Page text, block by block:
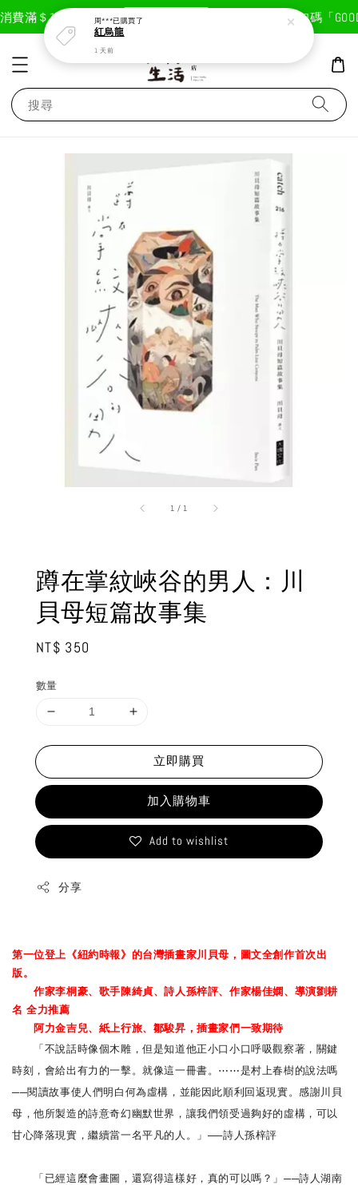
費滿＄1800免運費 現在去購物！ 首次註冊輸入折扣碼「
搜尋
1 / 1
蹲在掌紋峽谷的男人：川
貝母短篇故事集
Regular
NT$ 350
數量
立即購買
加入購物車
Add to wishlist
分享
第一位登上《紐約時報》的台灣插畫家川貝母，圖文全創作首次出
版。
作家李桐豪、歌手陳綺貞、詩人孫梓評、作家楊佳嫻、導演劉耕
名 全力推薦
阿力金吉兒、紙上行旅、鄒駿昇，插畫家們一致期待
「不說話時像個木雕，但是知道他正小口小口呼吸觀察著，關鍵
時刻，會給出有力的一擊。就像這一冊書。⋯⋯是村上春樹的說法嗎
──閱讀故事使人們明白何為虛構，並能因此順利回返現實。感謝川貝
母，他所製造的詩意奇幻幽默世界，讓我們領受過夠好的虛構，可以
甘心降落現實，繼續當一名平凡的人。」──詩人孫梓評
「已經這麼會畫圖，還寫得這樣好，真的可以嗎？」──詩人湖南
周***已購買了
紅烏龍
1 天前